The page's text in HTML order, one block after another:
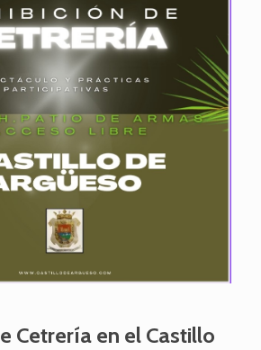
Cetrería en el Castillo